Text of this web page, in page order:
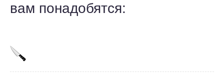
вам понадобятся: